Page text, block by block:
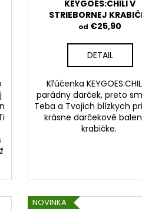
KEYGOES:CHILI V
STRIEBORNEJ
od €25,90
DETAIL
Kľúčenka
parádny darček, preto
Teba a Tvojich blízkych
krásne darčekové
krabičke.
NOVINKA